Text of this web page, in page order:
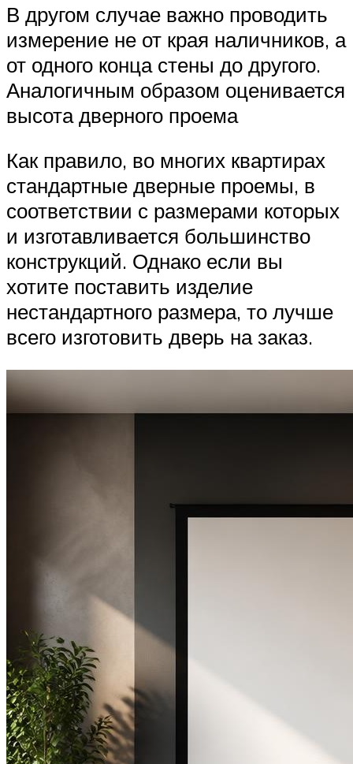
В другом случае важно проводить
измерение не от края наличников, а
от одного конца стены до другого.
Аналогичным образом оценивается
высота дверного проема
Как правило, во многих квартирах
стандартные дверные проемы, в
соответствии с размерами которых
и изготавливается большинство
конструкций. Однако если вы
хотите поставить изделие
нестандартного размера, то лучше
всего изготовить дверь на заказ.